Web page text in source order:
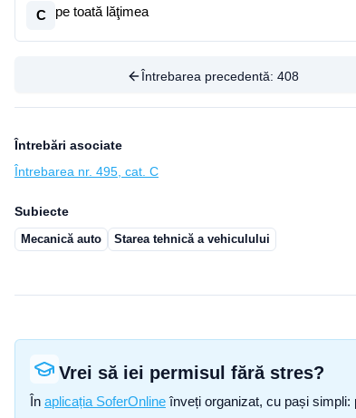
C pe toată lăţimea
Întrebarea precedentă: 408
Întrebări asociate
Întrebarea nr. 495, cat. C
Subiecte
Mecanică auto Starea tehnică a vehiculului
Vrei să iei permisul fără stres?
În aplicația SoferOnline înveți organizat, cu pași